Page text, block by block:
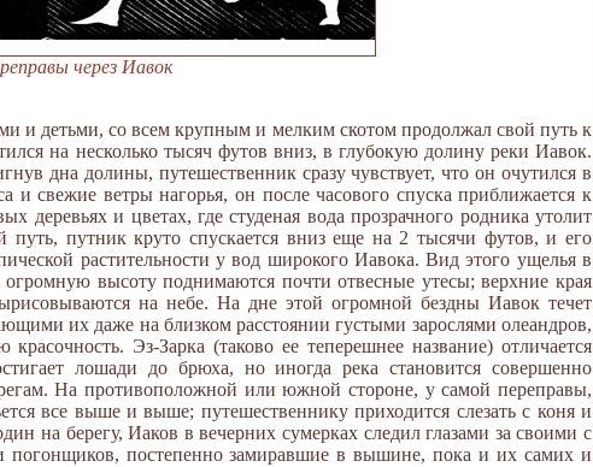
через Иавок
и детьми, со всем крупным и мелким скотом продолжал свой путь к
на несколько тысяч футов вниз, в глубокую долину реки Иавок.
дна долины, путешественник сразу чувствует, что он очутился в
свежие ветры нагорья, он после часового спуска приближается к
и цветах, где студеная вода прозрачного родника утолит
путник круто спускается вниз еще на 2 тысячи футов, и его
растительности у вод широкого Иавока. Вид этого ущелья в
высоту поднимаются почти отвесные утесы; верхние края
на небе. На дне этой огромной бездны Иавок течет
их даже на близком расстоянии густыми зарослями олеандров,
Эз-Зарка (таково ее теперешнее название) отличается
лошади до брюха, но иногда река становится совершенно
На противоположной или южной стороне, у самой переправы,
все выше и выше; путешественнику приходится слезать с коня и
на берегу, Иаков в вечерних сумерках следил глазами за своими с
погонщиков, постепенно замиравшие в вышине, пока и их самих и